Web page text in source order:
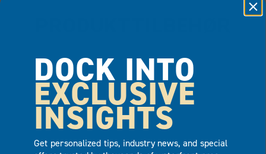
DOCK INTO
EXCLUSIVE
INSIGHTS
Get personalized tips, industry news, and special